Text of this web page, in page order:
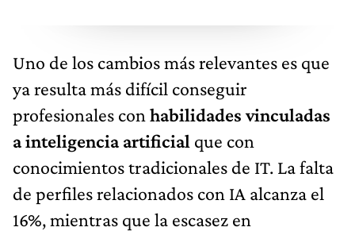
Uno de los cambios más relevantes es que
ya resulta más difícil conseguir
profesionales con habilidades vinculadas
a inteligencia artificial que con
conocimientos tradicionales de IT. La falta
de perfiles relacionados con IA alcanza el
16%, mientras que la escasez en